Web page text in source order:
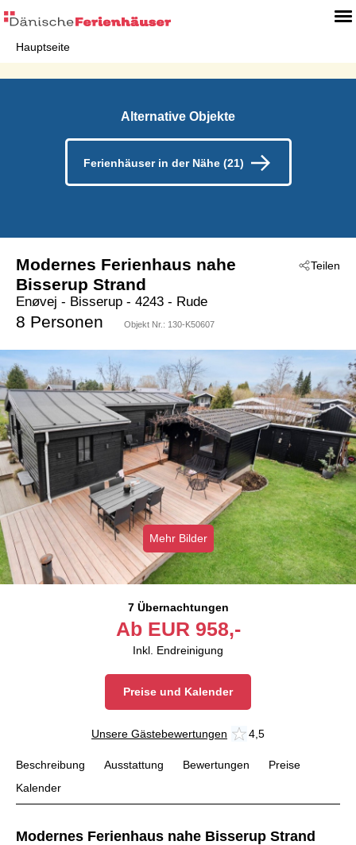
Hauptseite
Alternative Objekte
Ferienhäuser in der Nähe (21)
Teilen
Modernes Ferienhaus nahe
Bisserup Strand
Enøvej - Bisserup - 4243 - Rude
8 Personen Objekt Nr.: 130-K50607
Mehr Bilder
7 Übernachtungen
Ab EUR 958,-
Inkl. Endreinigung
Preise und Kalender
Unsere Gästebewertungen 4,5
Beschreibung Ausstattung Bewertungen
Preise
Kalender
Modernes Ferienhaus nahe Bisserup Strand